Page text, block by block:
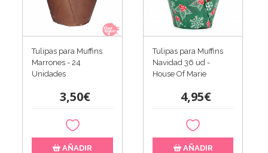
Tulipas para Muffins
Marrones - 24
Unidades
3,50€
AÑADIR
Tulipas para Muffins
Navidad 36 ud -
House Of Marie
4,95€
AÑADIR